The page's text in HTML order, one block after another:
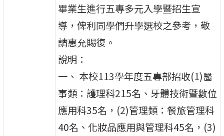
畢業生進行五專多元入學暨招生宣
導，俾利同學們升學選校之參考，敬
請惠允賜復。
說明：
一、 本校113學年度五專部招收(1)醫
事類：護理科215名、牙體技術暨數位
應用科35名，(2)管理類：餐旅管理科
40名、化妝品應用與管理科45名，(3)